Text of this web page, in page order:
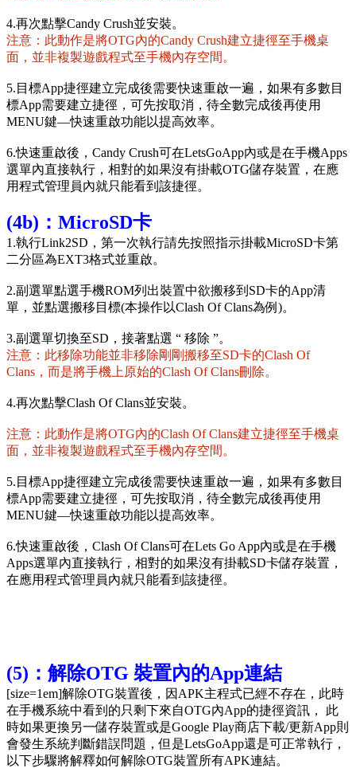
4.再次點擊Candy Crush並安裝。
注意：此動作是將OTG內的Candy Crush建立捷徑至手機桌
面，並非複製遊戲程式至手機內存空間。
5.目標App捷徑建立完成後需要快速重啟一遍，如果有多數目
標App需要建立捷徑，可先按取消，待全數完成後再使用
MENU鍵—快速重啟功能以提高效率。
6.快速重啟後，Candy Crush可在LetsGoApp內或是在手機Apps
選單內直接執行，相對的如果沒有掛載OTG儲存裝置，在應
用程式管理員內就只能看到該捷徑。
(4b)：MicroSD卡
1.執行Link2SD，第一次執行請先按照指示掛載MicroSD卡第
二分區為EXT3格式並重啟。
2.副選單點選手機ROM列出裝置中欲搬移到SD卡的App清
單，並點選搬移目標(本操作以Clash Of Clans為例)。
3.副選單切換至SD，接著點選 “ 移除 ”。
注意：此移除功能並非移除剛剛搬移至SD卡的Clash Of
Clans，而是將手機上原始的Clash Of Clans刪除。
4.再次點擊Clash Of Clans並安裝。
注意：此動作是將OTG內的Clash Of Clans建立捷徑至手機桌
面，並非複製遊戲程式至手機內存空間。
5.目標App捷徑建立完成後需要快速重啟一遍，如果有多數目
標App需要建立捷徑，可先按取消，待全數完成後再使用
MENU鍵—快速重啟功能以提高效率。
6.快速重啟後，Clash Of Clans可在Lets Go App內或是在手機
Apps選單內直接執行，相對的如果沒有掛載SD卡儲存裝置，
在應用程式管理員內就只能看到該捷徑。
(5)：解除OTG 裝置內的App連結
[size=1em]解除OTG裝置後，因APK主程式已經不存在，此時
在手機系統中看到的只剩下來自OTG內App的捷徑資訊， 此
時如果更換另一儲存裝置或是Google Play商店下載/更新App則
會發生系統判斷錯誤問題，但是LetsGoApp還是可正常執行，
以下步驟將解釋如何解除OTG裝置所有APK連結。